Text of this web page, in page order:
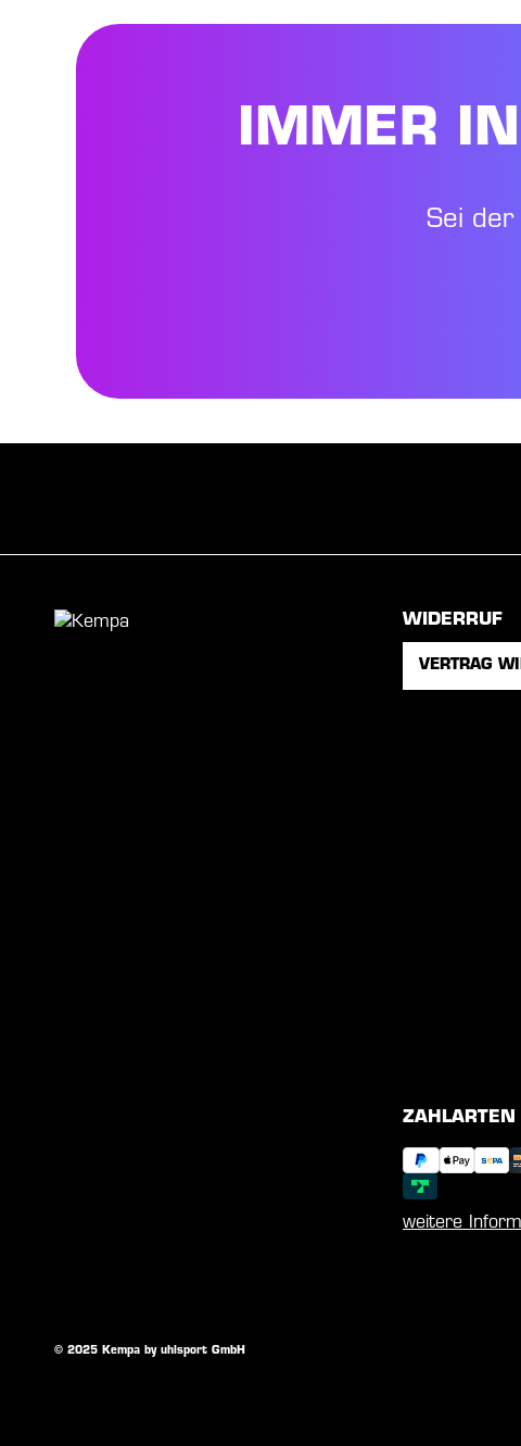
IMMER
Sei der
WIDERRUF
VERTRAG
ZAHLARTEN
weitere
© 2025 Kempa by uhlsport GmbH